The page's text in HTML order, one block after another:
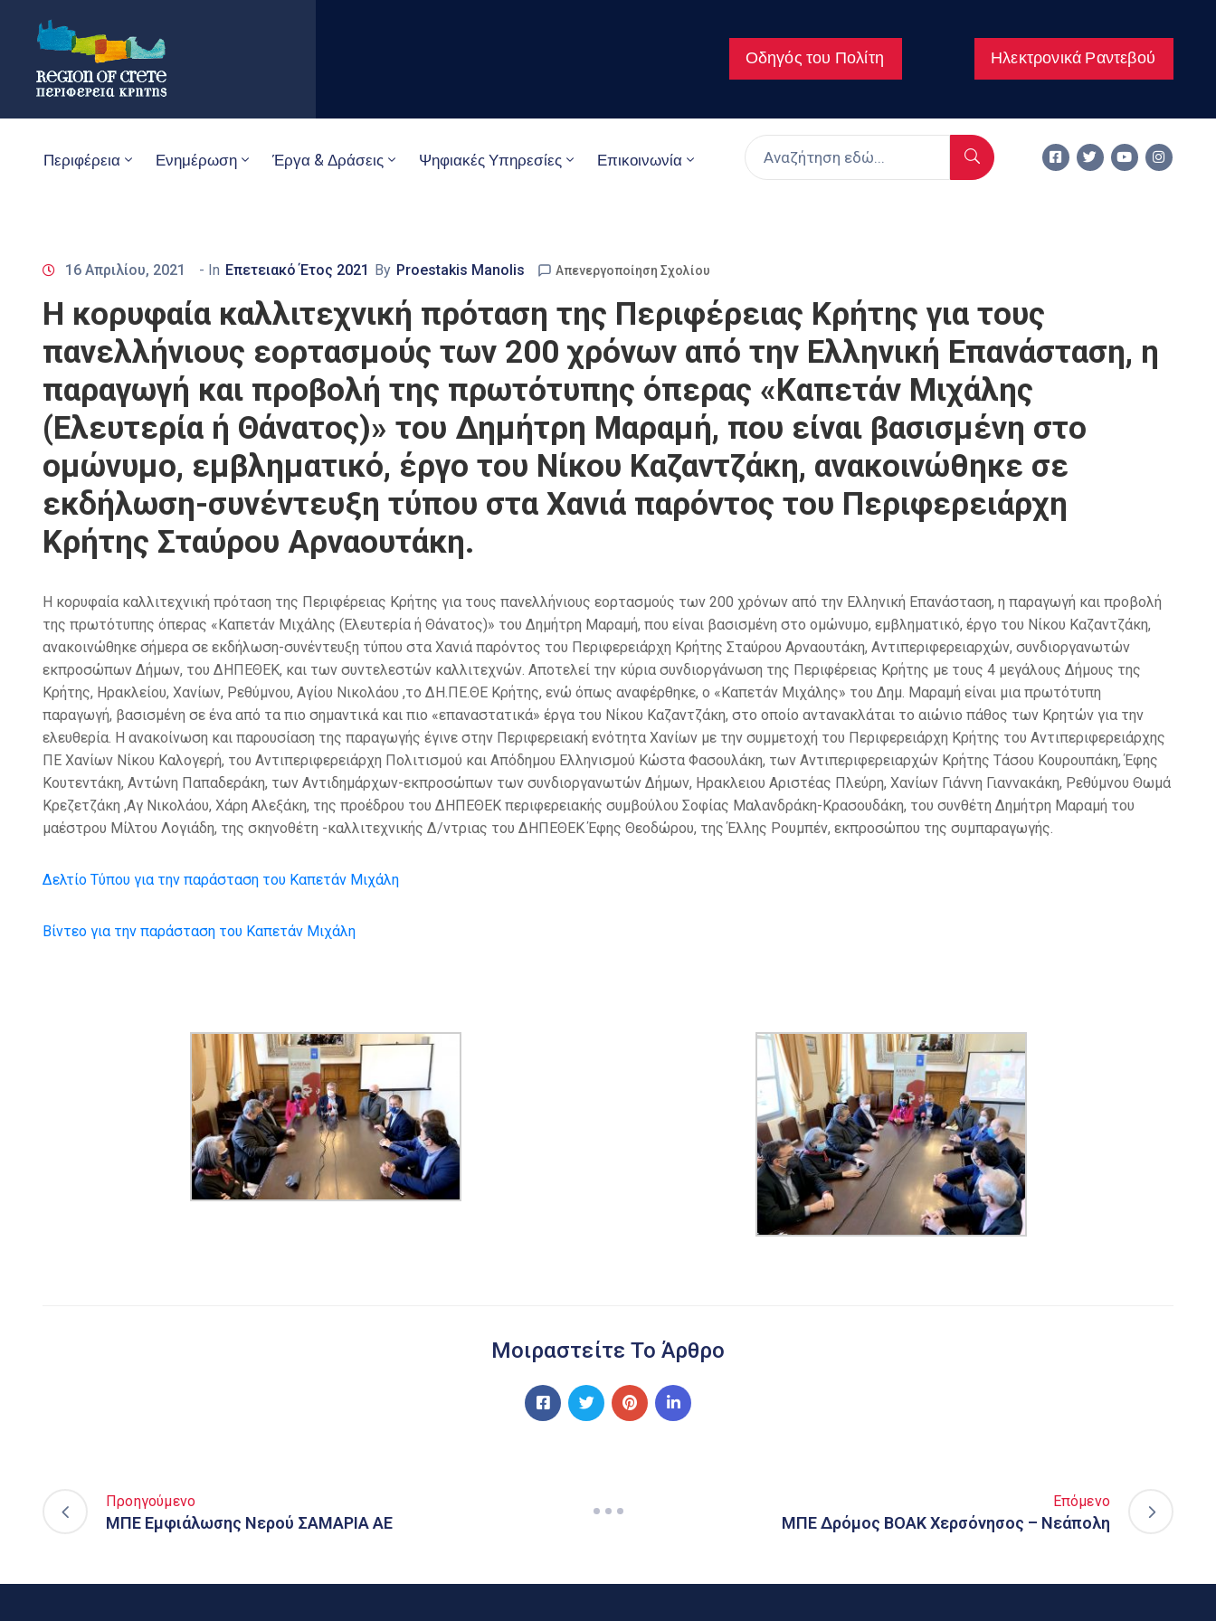
Οδηγός του Πολίτη Ηλεκτρονικά Ραντεβού
Περιφέρεια Ενημέρωση Έργα & Δράσεις Ψηφιακές Υπηρεσίες Επικοινωνία
16 Απριλίου, 2021 - In Επετειακό Έτος 2021 By Proestakis Manolis Απενεργοποίηση Σχολίου
Η κορυφαία καλλιτεχνική πρόταση της Περιφέρειας Κρήτης για τους
πανελλήνιους εορτασμούς των 200 χρόνων από την Ελληνική Επανάσταση, η
παραγωγή και προβολή της πρωτότυπης όπερας «Καπετάν Μιχάλης
(Ελευτερία ή Θάνατος)» του Δημήτρη Μαραμή, που είναι βασισμένη στο
ομώνυμο, εμβληματικό, έργο του Νίκου Καζαντζάκη, ανακοινώθηκε σε
εκδήλωση-συνέντευξη τύπου στα Χανιά παρόντος του Περιφερειάρχη
Κρήτης Σταύρου Αρναουτάκη.
Η κορυφαία καλλιτεχνική πρόταση της Περιφέρειας Κρήτης για τους πανελλήνιους εορτασμούς των 200 χρόνων από την Ελληνική Επανάσταση, η παραγωγή και προβολή
της πρωτότυπης όπερας «Καπετάν Μιχάλης (Ελευτερία ή Θάνατος)» του Δημήτρη Μαραμή, που είναι βασισμένη στο ομώνυμο, εμβληματικό, έργο του Νίκου Καζαντζάκη,
ανακοινώθηκε σήμερα σε εκδήλωση-συνέντευξη τύπου στα Χανιά παρόντος του Περιφερειάρχη Κρήτης Σταύρου Αρναουτάκη, Αντιπεριφερειαρχών, συνδιοργανωτών
εκπροσώπων Δήμων, του ΔΗΠΕΘΕΚ, και των συντελεστών καλλιτεχνών. Αποτελεί την κύρια συνδιοργάνωση της Περιφέρειας Κρήτης με τους 4 μεγάλους Δήμους της
Κρήτης, Ηρακλείου, Χανίων, Ρεθύμνου, Αγίου Νικολάου ,το ΔΗ.ΠΕ.ΘΕ Κρήτης, ενώ όπως αναφέρθηκε, ο «Καπετάν Μιχάλης» του Δημ. Μαραμή είναι μια πρωτότυπη
παραγωγή, βασισμένη σε ένα από τα πιο σημαντικά και πιο «επαναστατικά» έργα του Νίκου Καζαντζάκη, στο οποίο αντανακλάται το αιώνιο πάθος των Κρητών για την
ελευθερία. Η ανακοίνωση και παρουσίαση της παραγωγής έγινε στην Περιφερειακή ενότητα Χανίων με την συμμετοχή του Περιφερειάρχη Κρήτης του Αντιπεριφερειάρχης
ΠΕ Χανίων Νίκου Καλογερή, του Αντιπεριφερειάρχη Πολιτισμού και Απόδημου Ελληνισμού Κώστα Φασουλάκη, των Αντιπεριφερειαρχών Κρήτης Τάσου Κουρουπάκη, Έφης
Κουτεντάκη, Αντώνη Παπαδεράκη, των Αντιδημάρχων-εκπροσώπων των συνδιοργανωτών Δήμων, Ηρακλειου Αριστέας Πλεύρη, Χανίων Γιάννη Γιαννακάκη, Ρεθύμνου Θωμά
Κρεζετζάκη ,Αγ Νικολάου, Χάρη Αλεξάκη, της προέδρου του ΔΗΠΕΘΕΚ περιφερειακής συμβούλου Σοφίας Μαλανδράκη-Κρασουδάκη, του συνθέτη Δημήτρη Μαραμή του
μαέστρου Μίλτου Λογιάδη, της σκηνοθέτη -καλλιτεχνικής Δ/ντριας του ΔΗΠΕΘΕΚ Έφης Θεοδώρου, της Έλλης Ρουμπέν, εκπροσώπου της συμπαραγωγής.
Δελτίο Τύπου για την παράσταση του Καπετάν Μιχάλη
Βίντεο για την παράσταση του Καπετάν Μιχάλη
Μοιραστείτε Το Άρθρο
Προηγούμενο
ΜΠΕ Εμφιάλωσης Νερού ΣΑΜΑΡΙΑ ΑΕ
Επόμενο
ΜΠΕ Δρόμος ΒΟΑΚ Χερσόνησος – Νεάπολη